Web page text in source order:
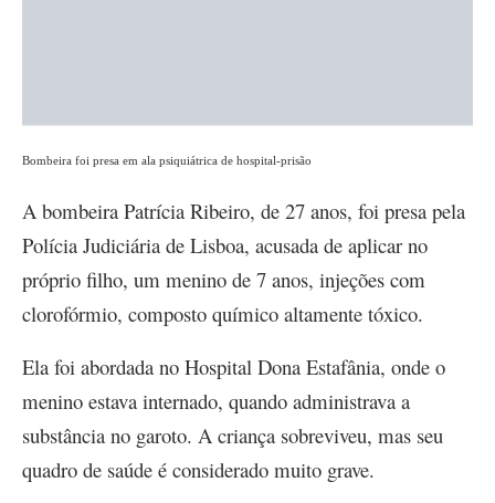
Bombeira foi presa em ala psiquiátrica de hospital-prisão
A bombeira Patrícia Ribeiro, de 27 anos, foi presa pela
Polícia Judiciária de Lisboa, acusada de aplicar no
próprio filho, um menino de 7 anos, injeções com
clorofórmio, composto químico altamente tóxico.
Ela foi abordada no Hospital Dona Estafânia, onde o
menino estava internado, quando administrava a
substância no garoto. A criança sobreviveu, mas seu
quadro de saúde é considerado muito grave.